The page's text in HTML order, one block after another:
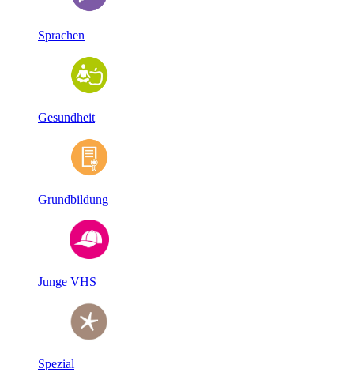
Sprachen
Gesundheit
Grundbildung
Junge VHS
Spezial